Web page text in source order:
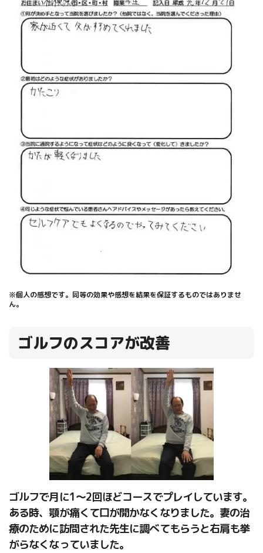
※個人の感想です。同等の効果や感想を結果を保証するものではありませ
ん。
ゴルフのスコアが改善
ゴルフで月に1～2回ほどコースでプレイしています。
ある時、顎が痛くて口が開かなくなりました。妻の治
療のために訪問された先生に調べてもらうと右肩も挙
がらなくなっていました。